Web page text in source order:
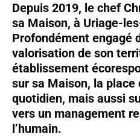
Depuis 2019, le chef
sa Maison, à Uriage-
Profondément engagé
valorisation de son
établissement
sur sa Maison, la place
quotidien, mais aussi
vers un management
l’humain.